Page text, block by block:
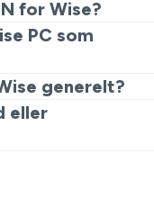
app-butikker,
å bruke
for Wise?
legger til
pålitelig tilgang til
et tryggere
PC som
i travle perioder
PC-øktene dine
generelt?
og en klar
disse kriteriene for
eller